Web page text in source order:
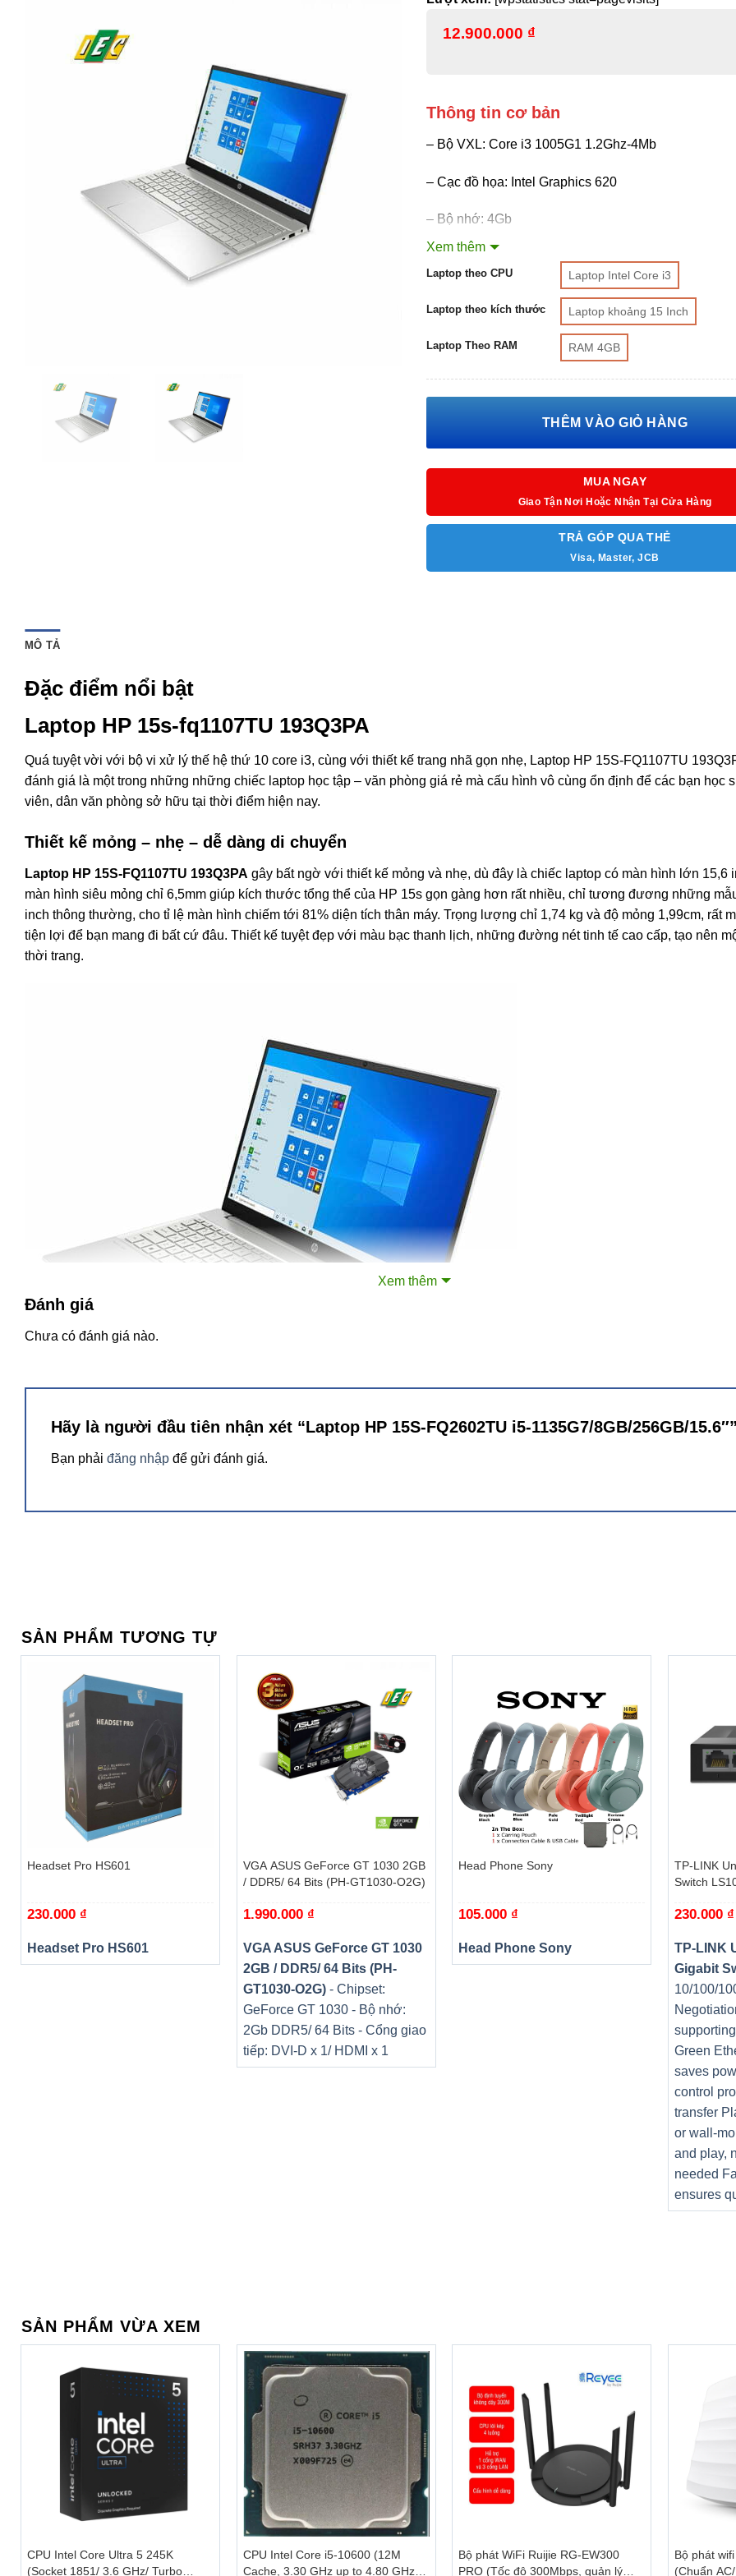
12.900.000 ₫
Thông tin cơ bản
– Bộ VXL: Core i3 1005G1 1.2Ghz-4Mb
– Cạc đồ họa: Intel Graphics 620
– Bộ nhớ: 4Gb
– Hệ điều hành: Windows 10 Home
Xem thêm
Laptop theo CPU Laptop Intel Core i3
Laptop theo kích thước Laptop khoảng 15 Inch
Laptop Theo RAM RAM 4GB
THÊM VÀO GIỎ HÀNG
MUA NGAY
Giao Tận Nơi Hoặc Nhận Tại Cửa Hàng
TRẢ GÓP QUA THẺ
Visa, Master, JCB
MÔ TẢ
Đặc điểm nổi bật
Laptop HP 15s-fq1107TU 193Q3PA
Quá tuyệt vời với bộ vi xử lý thế hệ thứ 10 core i3, cùng với thiết kế trang nhã gọn nhẹ, Laptop HP 15S-FQ1107TU
đánh giá là một trong những những chiếc laptop học tập – văn phòng giá rẻ mà cấu hình vô cùng ổn định để các bạn học
viên, dân văn phòng sở hữu tại thời điểm hiện nay.
Thiết kế mỏng – nhẹ – dễ dàng di chuyển
Laptop HP 15S-FQ1107TU 193Q3PA gây bất ngờ với thiết kế mỏng và nhẹ, dù đây là chiếc laptop có màn hình lớn 15,6
màn hình siêu mỏng chỉ 6,5mm giúp kích thước tổng thể của HP 15s gọn gàng hơn rất nhiều, chỉ tương đương những
inch thông thường, cho tỉ lệ màn hình chiếm tới 81% diện tích thân máy. Trọng lượng chỉ 1,74 kg và độ mỏng 1,99cm, rất
tiện lợi để bạn mang đi bất cứ đâu. Thiết kế tuyệt đẹp với màu bạc thanh lịch, những đường nét tinh tế cao cấp, tạo nên
thời trang.
Máy trang bị màn hình 15.6 inch với viền siêu mỏng cho tỉ lệ màn hình chiếm tới 81% diện tích thân máy. Với độ phân giải
những hình ảnh dù ở điều kiện ánh sáng mạnh.
Pin khỏe dùng cả ngày
Vừa phục vụ công việc lại vừa đảm bảo tính di động, vì thế thời lượng pin là yếu tố rất được chú trọng trên HP 15S-
193Q3PA. Bạn sẽ có thể sử dụng trong khoảng 10 tiếng liên tục mà không cần đến nguồn sạc. Nhờ vậy, những cuộc họp
Xem thêm
Đánh giá
Chưa có đánh giá nào.
Hãy là người đầu tiên nhận xét “Laptop HP 15S-FQ2602TU i5-1135G7/8GB/256GB/
Bạn phải đăng nhập để gửi đánh giá.
SẢN PHẨM TƯƠNG TỰ
Headset Pro HS601
230.000 ₫
Headset Pro HS601
VGA ASUS GeForce GT 1030 2GB
/ DDR5/ 64 Bits (PH-GT1030-O2G)
1.990.000 ₫
VGA ASUS GeForce GT 1030
2GB / DDR5/ 64 Bits (PH-
GT1030-O2G)- Chipset:
GeForce GT 1030 - Bộ nhớ:
2Gb DDR5/ 64 Bits - Cổng giao
tiếp: DVI-D x 1/ HDMI x 1
Head Phone Sony
105.000 ₫
Head Phone Sony
TP-LINK
Switch
230.000 ₫
TP-LINK
Gigabit
10/100/
Green
saves
control
transfer
or wall-
and play,
needed
ensures
SẢN PHẨM VỪA XEM
CPU Intel Core Ultra 5 245K
(Socket 1851/ 3.6 GHz/ Turbo
+
CPU Intel Core i5-10600 (12M
Cache, 3.30 GHz up to 4.80 GHz,
Bộ phát WiFi Ruijie RG-EW300
PRO (Tốc độ 300Mbps, quản lý
Bộ phát
(Chuẩn